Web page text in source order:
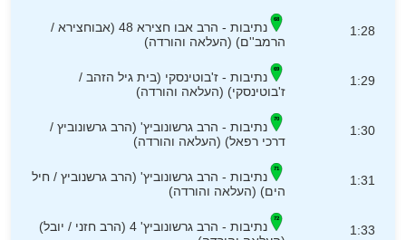
1:28
נתיבות - הרב אבו חצירא 48 (אבוחצירא /
הרמב''ם) (העלאה והורדה)
1:29
נתיבות - ז'בוטינסקי (בית גיל הזהב /
ז'בוטינסקי) (העלאה והורדה)
1:30
נתיבות - הרב גרשונוביץ' (הרב גרשונוביץ /
דרכי רפאל) (העלאה והורדה)
1:31
נתיבות - הרב גרשונוביץ' (הרב גרשנוביץ / חיל
הים) (העלאה והורדה)
1:33
נתיבות - הרב גרשונוביץ' 4 (הרב חזני / יובל)